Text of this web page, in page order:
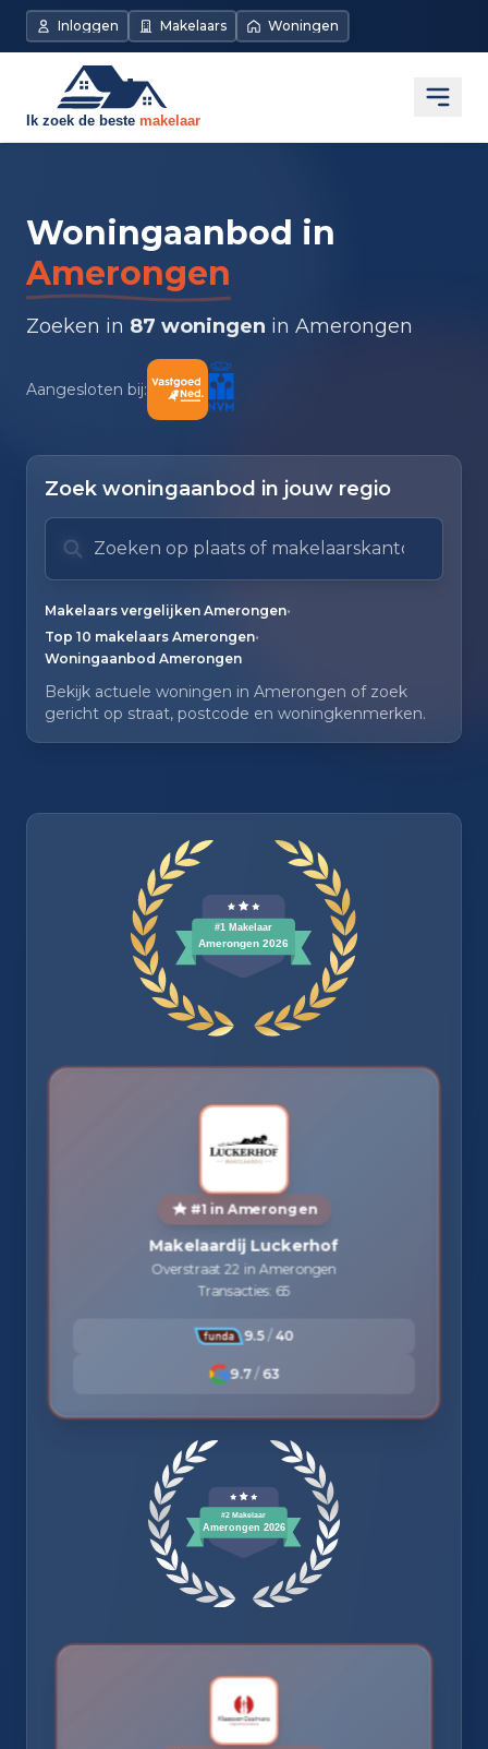
Inloggen Makelaars Woningen
Woningaanbod in
Amerongen
Zoeken in 87 woningen in Amerongen
Aangesloten bij:
Zoek woningaanbod in jouw regio
Zoek op plaats of makelaarskantoor
Typ om te zoeken. Gebruik pijl omlaag en pijl
Makelaars vergelijken Amerongen•
Top 10 makelaars Amerongen•
Woningaanbod Amerongen
Bekijk actuele woningen in Amerongen of zoek
gericht op straat, postcode en woningkenmerken.
#1 in Amerongen
Makelaardij Luckerhof
Overstraat 22 in Amerongen
Transacties: 65
9.5 / 40
9.7 / 63